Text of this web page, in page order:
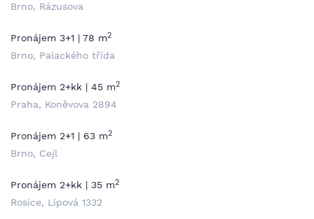
Brno, Rázusova
Pronájem 3+1 | 78 m2
Brno, Palackého třída
Pronájem 2+kk | 45 m2
Praha, Koněvova 2894
Pronájem 2+1 | 63 m2
Brno, Cejl
Pronájem 2+kk | 35 m2
Rosice, Lipová 1332